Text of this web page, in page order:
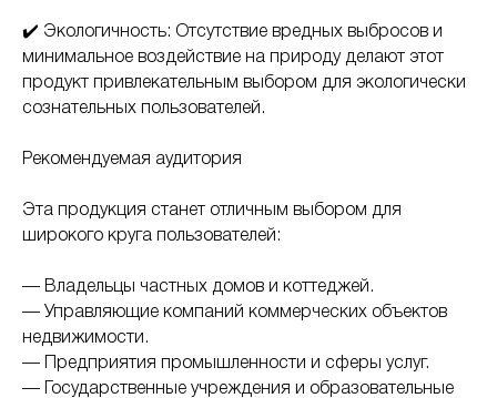
✔️ Экологичность: Отсутствие вредных выбросов и
минимальное воздействие на природу делают этот
продукт привлекательным выбором для экологически
сознательных пользователей.
Рекомендуемая аудитория
Эта продукция станет отличным выбором для
широкого круга пользователей:
— Владельцы частных домов и коттеджей.
— Управляющие компаний коммерческих объектов
недвижимости.
— Предприятия промышленности и сферы услуг.
— Государственные учреждения и образовательные